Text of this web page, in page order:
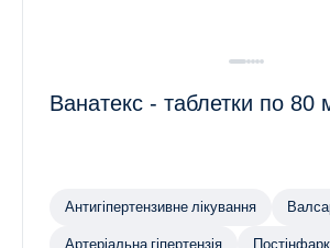
Ванатекс - таблетки по 80
Антигіпертензивне лікування
Артеріальна гіпертензія